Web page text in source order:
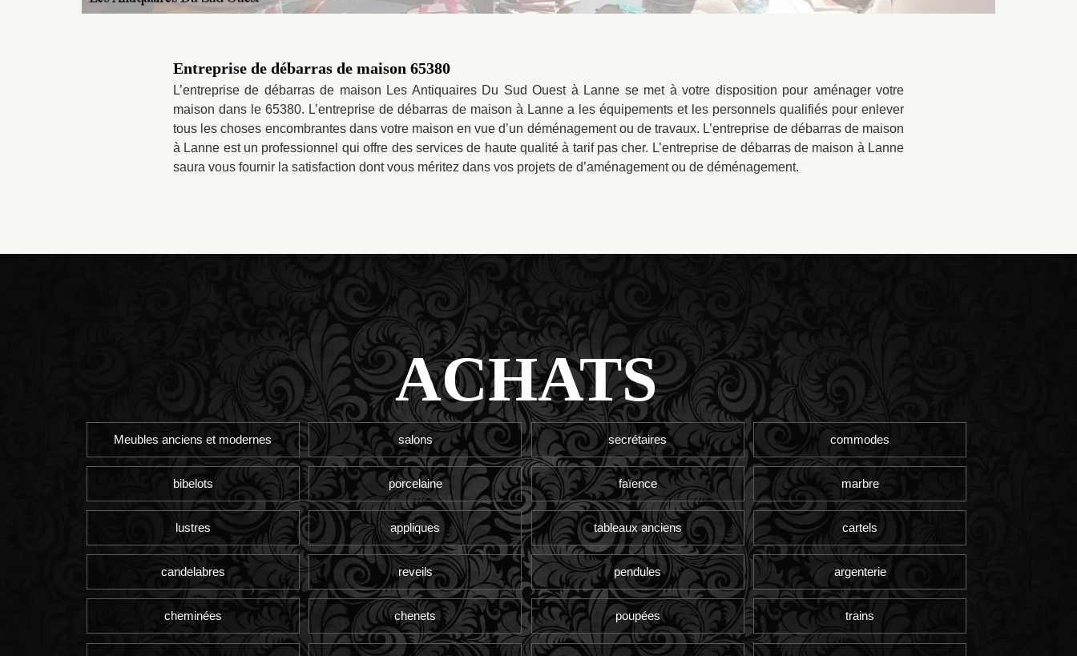
Entreprise de débarras de maison 65380
L’entreprise de débarras de maison Les Antiquaires Du Sud Ouest à Lanne se met à votre disposition pour aménager votre
maison dans le 65380. L’entreprise de débarras de maison à Lanne a les équipements et les personnels qualifiés pour enlever
tous les choses encombrantes dans votre maison en vue d’un déménagement ou de travaux. L’entreprise de débarras de maison
à Lanne est un professionnel qui offre des services de haute qualité à tarif pas cher. L’entreprise de débarras de maison à Lanne
saura vous fournir la satisfaction dont vous méritez dans vos projets de d’aménagement ou de déménagement.
ACHATS
Meubles anciens et modernes salons secrétaires commodes
bibelots porcelaine faïence marbre
lustres appliques tableaux anciens cartels
candelabres reveils pendules argenterie
cheminées chenets poupées trains